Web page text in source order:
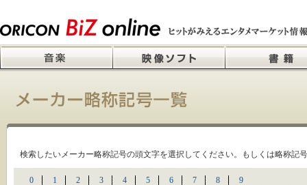
検索したいメーカー略称記号の頭文字を選択してください。もしくは略称記
0 1 2 3 4 5 6 7 8
9